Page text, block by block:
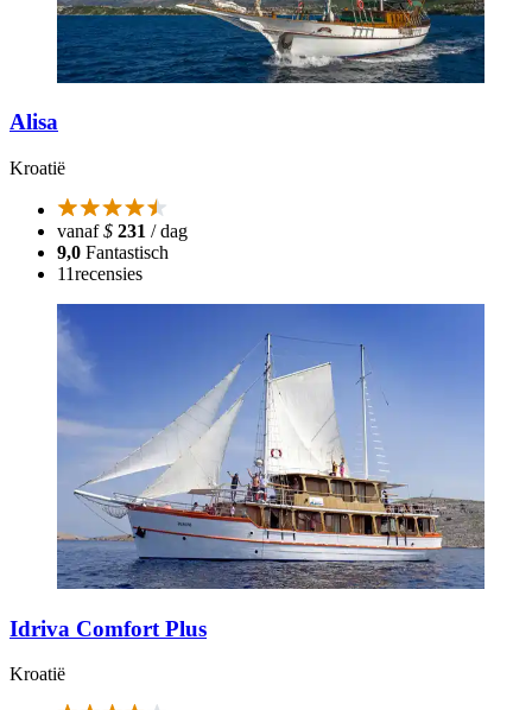
Alisa
Kroatië
vanaf$ 231 / dag
9,0 Fantastisch
11recensies
Idriva Comfort Plus
Kroatië